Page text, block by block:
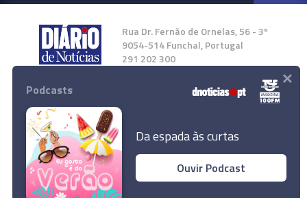
Rua Dr. Fernão de Ornelas, 56 - 3º
9054-514 Funchal, Portugal
291 202 300
Instale a nossa App
© 2024 Empresa Diário de Notícias, Lda.
Podcasts
Da espada às curtas
Ouvir Podcast
×